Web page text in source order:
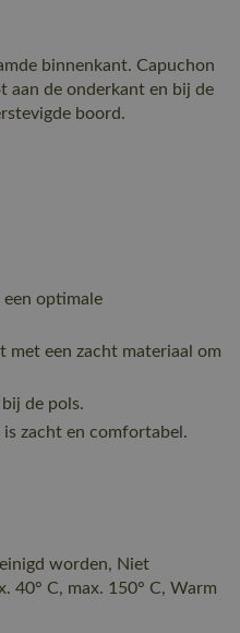
binnenkant. Capuchon
aan de onderkant en bij de
boord.
optimale
met een zacht materiaal om
de pols.
zacht en comfortabel.
worden, Niet
40° C, max. 150° C, Warm